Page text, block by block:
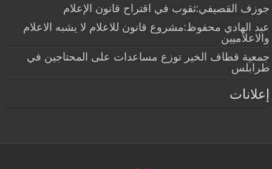
جوزف القصيفي:ثقوب في اقتراح قانون الإعلام
عبد الهادي محفوظ:مشروع قانون للاعلام لا يشبه الاعلام
والاعلاميين
جمعية قطاف الخير توزع مساعدات على المحتاجين في
طرابلس
إعلانات